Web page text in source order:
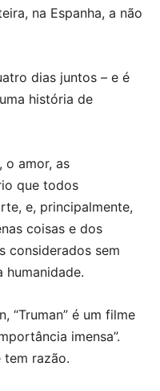
na Espanha, a não
dias juntos – e é
história de
o amor, as
que todos
e, principalmente,
coisas e dos
considerados sem
humanidade.
“Truman” é um filme
imensa”.
tem razão.